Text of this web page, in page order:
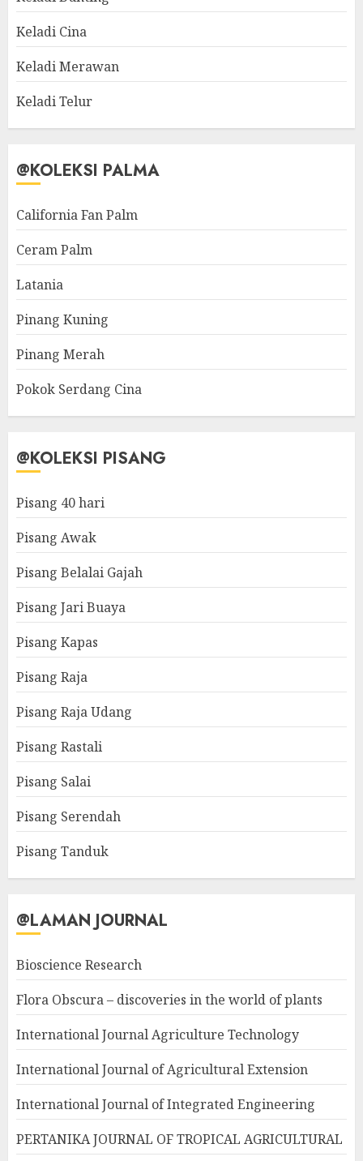
Keladi Cina
Keladi Merawan
Keladi Telur
@KOLEKSI PALMA
California Fan Palm
Ceram Palm
Latania
Pinang Kuning
Pinang Merah
Pokok Serdang Cina
@KOLEKSI PISANG
Pisang 40 hari
Pisang Awak
Pisang Belalai Gajah
Pisang Jari Buaya
Pisang Kapas
Pisang Raja
Pisang Raja Udang
Pisang Rastali
Pisang Salai
Pisang Serendah
Pisang Tanduk
@LAMAN JOURNAL
Bioscience Research
Flora Obscura – discoveries in the world of plants
International Journal Agriculture Technology
International Journal of Agricultural Extension
International Journal of Integrated Engineering
PERTANIKA JOURNAL OF TROPICAL AGRICULTURAL